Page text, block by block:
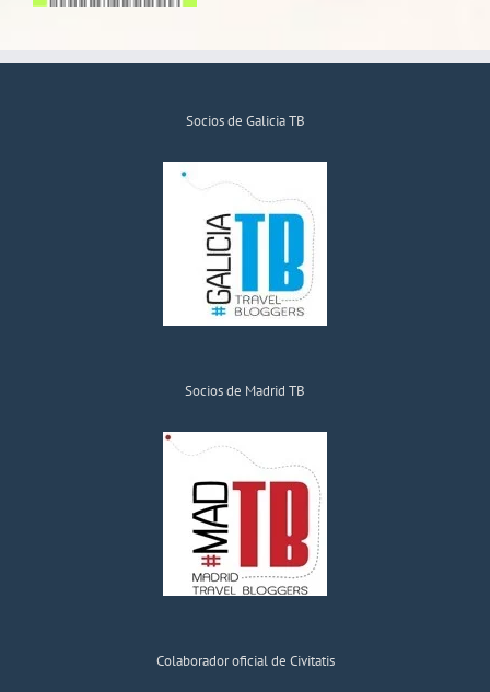
Socios de Galicia TB
Socios de Madrid TB
Colaborador oficial de Civitatis